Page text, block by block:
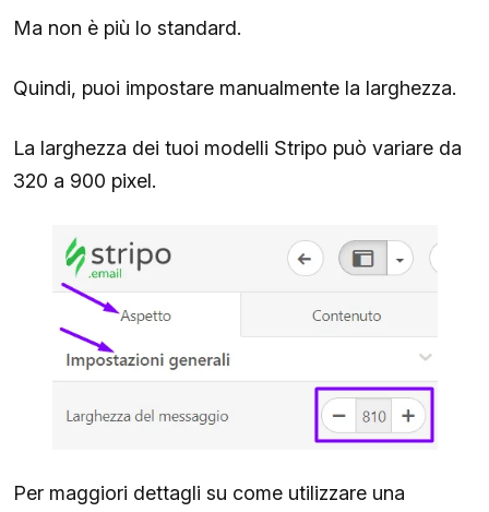
Ma non è più lo standard.
Quindi, puoi impostare manualmente la larghezza.
La larghezza dei tuoi modelli Stripo può variare da
320 a 900 pixel.
Per maggiori dettagli su come utilizzare una